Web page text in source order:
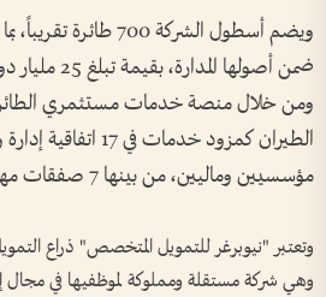
ومن خلال منصة خدمات مستثمري
الطيران كمزود
مؤسسيين وماليين، من بينها 7 صفقات مهيكلة لمحافظ طائرات.
وتعتبر "نيوبرغر للتمويل المتخصص" ذراع
وهي شركة مستقلة ومملوكة لموظفيها في مجال